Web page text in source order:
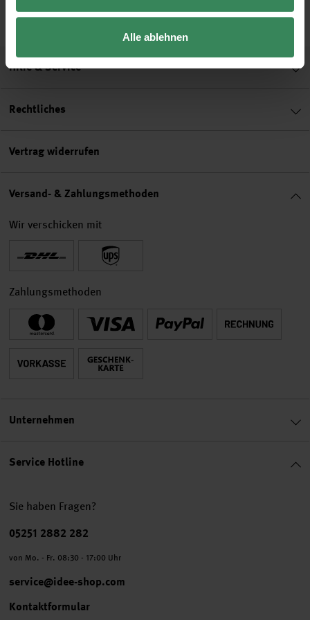
Alle ablehnen
Service Hotline
Sie haben Fragen?
Telefonnummer
05251 2882 282
von Mo. - Fr. 08:30 - 17:00 Uhr
service@idee-shop.com
Kontaktformular
Hilfe & Service
Rechtliches
Vertrag widerrufen
Versand- & Zahlungsmethoden
Wir verschicken mit
Zahlungsmethoden
Unternehmen